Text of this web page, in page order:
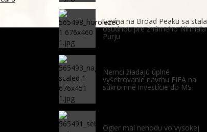
Lavína na Broad Peaku sa stala
osudnou pre známeho Nirmala
Purju
Nemci žiadajú úplné
vyšetrovanie návrhu FIFA na
súkromné investície do MS
Ogier mal nehodu vo vysokej